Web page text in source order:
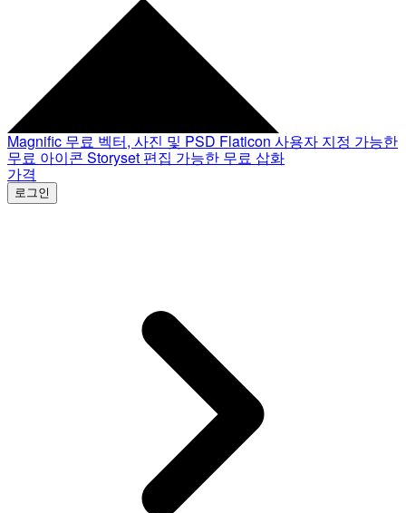
Magnific 무료 벡터, 사진 및 PSD Flaticon 사용자 지정 가능한
무료 아이콘 Storyset 편집 가능한 무료 삽화
가격
로그인